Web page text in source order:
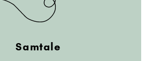
Samtale